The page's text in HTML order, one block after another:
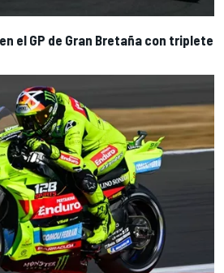
el GP de Gran Bretaña con triplete